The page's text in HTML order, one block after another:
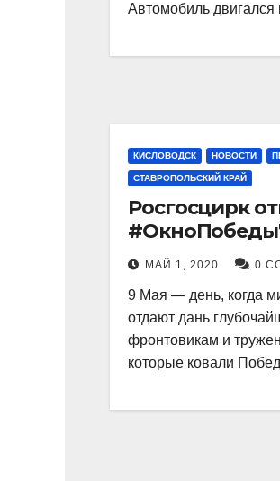
Автомобиль
КИСЛОВОДСК НОВОСТИ
СТАВРОПОЛЬСКИЙ КРАЙ
Росгосцирк
МАЙ 1, 2020 0
9 Мая — день, когда
отдают дань
фронтовикам и
которые ковали